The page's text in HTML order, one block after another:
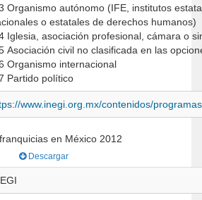
Organismo autónomo (IFE, institutos
o estatales de derechos humanos)
Iglesia, asociación profesional, cámara o
Asociación civil no clasificada en las
Organismo internacional
Partido político
www.inegi.org.mx/contenidos/
en México 2012
Descargar